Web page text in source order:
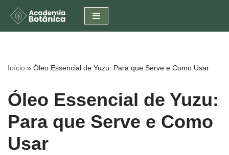
Pular
conteúdo
Início » Óleo Essencial de Yuzu: Para que Serve e Como Usar
Óleo Essencial de Yuzu:
Para que Serve e Como
Usar